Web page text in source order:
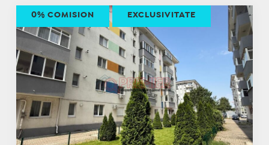
0% COMISION EXCLUSIVITATE